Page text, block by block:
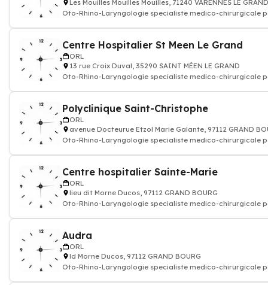
Les Mouilles Mouilles Mouilles, 71240 VARENNES LE GRAND
Oto-Rhino-Laryngologie specialiste medico-chirurgicale
Centre Hospitalier St Meen Le Grand
ORL
13 rue Croix Duval, 35290 SAINT MÉEN LE GRAND
Oto-Rhino-Laryngologie specialiste medico-chirurgicale
Polyclinique Saint-Christophe
ORL
avenue Docteurue Etzol Marie Galante, 97112 GRAND
Oto-Rhino-Laryngologie specialiste medico-chirurgicale
Centre hospitalier Sainte-Marie
ORL
lieu dit Morne Ducos, 97112 GRAND BOURG
Oto-Rhino-Laryngologie specialiste medico-chirurgicale
Audra
ORL
ld Morne Ducos, 97112 GRAND BOURG
Oto-Rhino-Laryngologie specialiste medico-chirurgicale